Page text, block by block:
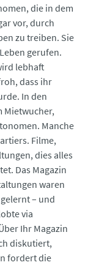
die in dem
vor, durch
zu treiben. Sie
gerufen.
lebhaft
dass ihr
In den
Mietwucher,
Manche
Filme,
dies alles
Das Magazin
waren
– und
via
Ihr Magazin
diskutiert,
fordert die